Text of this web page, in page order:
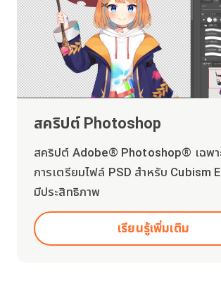
สคริปต์ Photoshop
สคริปต์ Adobe® Photoshop® เฉพา
การเตรียมไฟล์ PSD สำหรับ Cubism
มีประสิทธิภาพ
เรียนรู้เพิ่มเติม